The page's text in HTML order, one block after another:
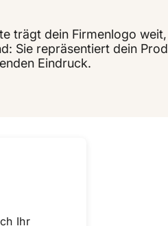
trägt dein Firmenlogo
Sie repräsentiert dein
Eindruck.
Ihr